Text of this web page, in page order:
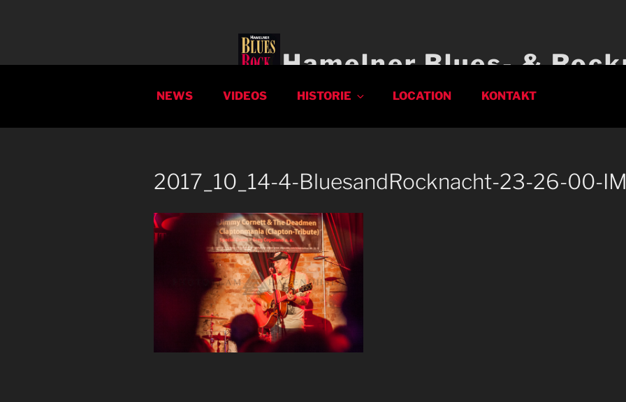
Hamelner Blues- &
NEWS VIDEOS HISTORIE LOCATION KONTAKT
2017_10_14-4-BluesandRocknacht-23-26-00-